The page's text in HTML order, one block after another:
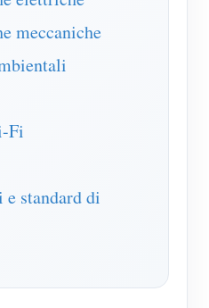
e simulazione energetica
elettrico
del riscaldatore FV
meccaniche
Fi
standard di